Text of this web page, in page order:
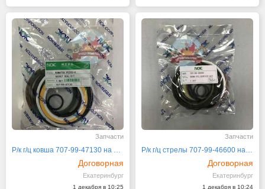
Запчасти
Договорная
Екатеринбург
1 декабря в 10:25
Запчасти
Договорная
Екатеринбург
1 декабря в 10:24